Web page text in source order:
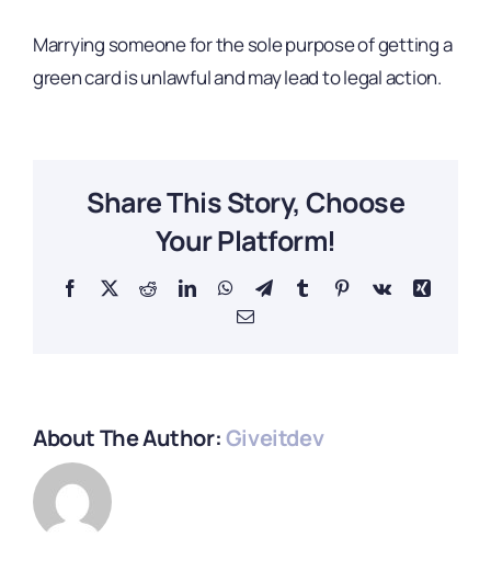
Marrying someone for the sole purpose of getting a
green card is unlawful and may lead to legal action.
Share This Story, Choose
Your Platform!
Facebook
X RedditLinkedInWhatsApp
TelegramTumblrPinterestVk
Xing
Email
About The Author:Giveitdev